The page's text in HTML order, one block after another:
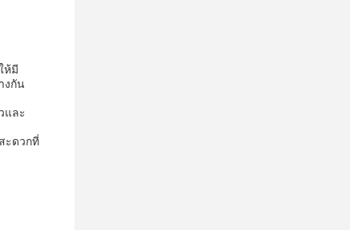
ห้มี
งกัน
และ
ะดวกที่